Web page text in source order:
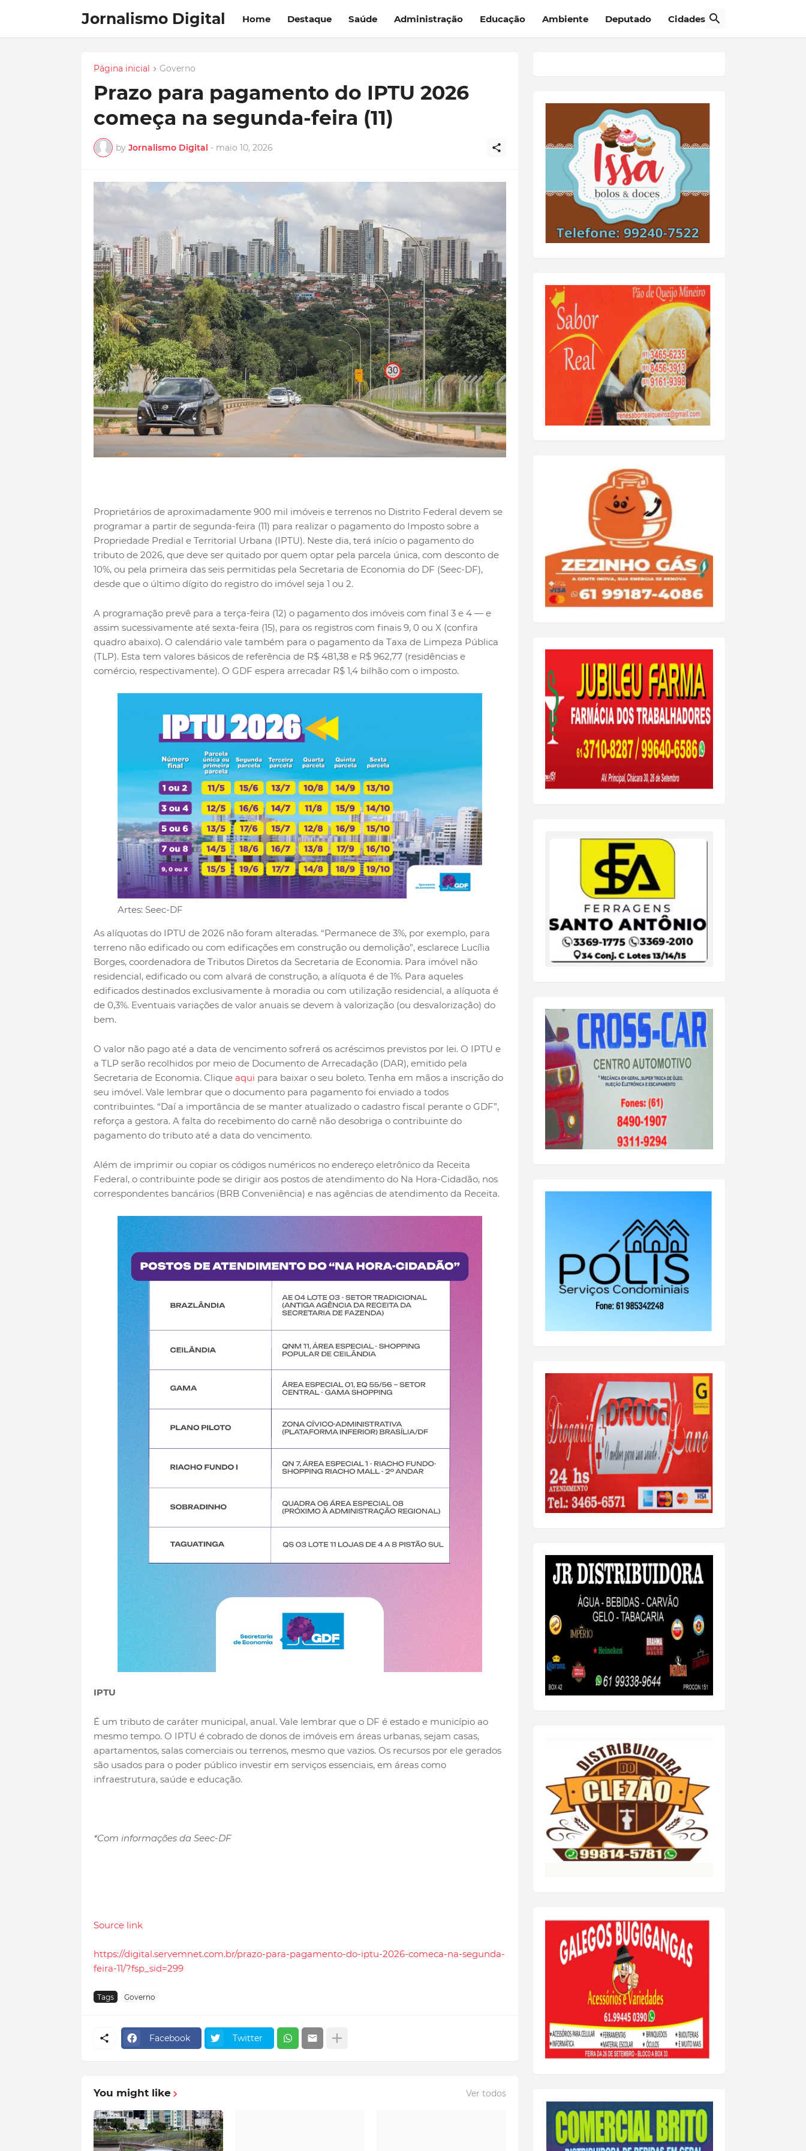
Jornalismo Digital Home Destaque Saúde Administração Educação Ambiente Deputado Cidades
Página inicial Governo
Prazo para pagamento do IPTU 2026
começa na segunda-feira (11)
by Jornalismo Digital - maio 10, 2026
Proprietários de aproximadamente 900 mil imóveis e terrenos no Distrito Federal devem se
programar a partir de segunda-feira (11) para realizar o pagamento do Imposto sobre a
Propriedade Predial e Territorial Urbana (IPTU). Neste dia, terá início o pagamento do
tributo de 2026, que deve ser quitado por quem optar pela parcela única, com desconto de
10%, ou pela primeira das seis permitidas pela Secretaria de Economia do DF (Seec-DF),
desde que o último dígito do registro do imóvel seja 1 ou 2.
A programação prevê para a terça-feira (12) o pagamento dos imóveis com final 3 e 4 — e
assim sucessivamente até sexta-feira (15), para os registros com finais 9, 0 ou X (confira
quadro abaixo). O calendário vale também para o pagamento da Taxa de Limpeza Pública
(TLP). Esta tem valores básicos de referência de R$ 481,38 e R$ 962,77 (residências e
comércio, respectivamente). O GDF espera arrecadar R$ 1,4 bilhão com o imposto.
Artes: Seec-DF
As alíquotas do IPTU de 2026 não foram alteradas. “Permanece de 3%, por exemplo, para
terreno não edificado ou com edificações em construção ou demolição”, esclarece Lucília
Borges, coordenadora de Tributos Diretos da Secretaria de Economia. Para imóvel não
residencial, edificado ou com alvará de construção, a alíquota é de 1%. Para aqueles
edificados destinados exclusivamente à moradia ou com utilização residencial, a alíquota é
de 0,3%. Eventuais variações de valor anuais se devem à valorização (ou desvalorização) do
bem.
O valor não pago até a data de vencimento sofrerá os acréscimos previstos por lei. O IPTU e
a TLP serão recolhidos por meio de Documento de Arrecadação (DAR), emitido pela
Secretaria de Economia. Clique aqui para baixar o seu boleto. Tenha em mãos a inscrição do
seu imóvel. Vale lembrar que o documento para pagamento foi enviado a todos
contribuintes. “Daí a importância de se manter atualizado o cadastro fiscal perante o GDF”,
reforça a gestora. A falta do recebimento do carnê não desobriga o contribuinte do
pagamento do tributo até a data do vencimento.
Além de imprimir ou copiar os códigos numéricos no endereço eletrônico da Receita
Federal, o contribuinte pode se dirigir aos postos de atendimento do Na Hora-Cidadão, nos
correspondentes bancários (BRB Conveniência) e nas agências de atendimento da Receita.
IPTU
É um tributo de caráter municipal, anual. Vale lembrar que o DF é estado e município ao
mesmo tempo. O IPTU é cobrado de donos de imóveis em áreas urbanas, sejam casas,
apartamentos, salas comerciais ou terrenos, mesmo que vazios. Os recursos por ele gerados
são usados para o poder público investir em serviços essenciais, em áreas como
infraestrutura, saúde e educação.
*Com informações da Seec-DF
Source link
https://digital.servemnet.com.br/prazo-para-pagamento-do-iptu-2026-comeca-na-segunda-
feira-11/?fsp_sid=299
Tags Governo
Facebook Twitter
You might like Ver todos